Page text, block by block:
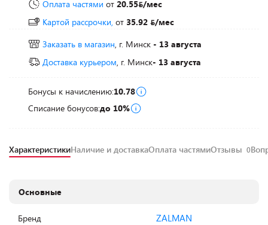
Оплата частями от 20.55 /мес
Картой рассрочки, от 35.92
/мес
Заказать в магазин, г. Минск - 13 августа
Доставка курьером, г. Минск- 13 августа
Бонусы к начислению:10.78
Списание бонусов:до 10%
ХарактеристикиНаличие и доставкаОплата частямиОтзывы 0
Основные
Бренд ZALMAN